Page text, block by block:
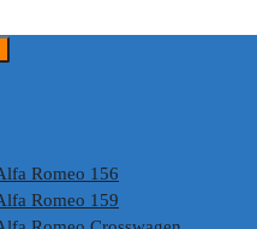
Romeo 156
Romeo 159